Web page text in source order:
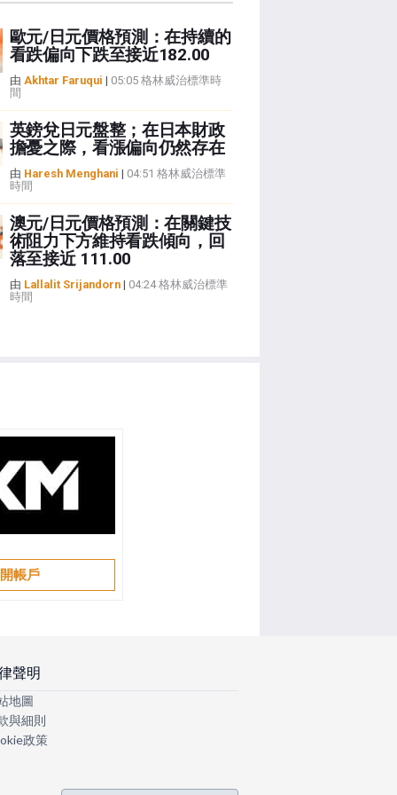
歐元/日元價格預測：在持續的
看跌偏向下跌至接近182.00
由 Akhtar Faruqui | 05:05 格林威治標準時
間
英鎊兌日元盤整；在日本財政
擔憂之際，看漲偏向仍然存在
由 Haresh Menghani | 04:51 格林威治標準
時間
澳元/日元價格預測：在關鍵技
術阻力下方維持看跌傾向，回
落至接近 111.00
由 Lallalit Srijandorn| 04:24 格林威治標準
時間
開帳戶
聲明
地圖
與細則
政策